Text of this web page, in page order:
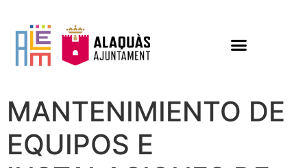
MANTENIMIENTO DE
EQUIPOS E